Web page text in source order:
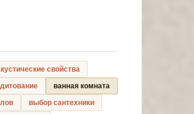
свойства
ванная комната
выбор сантехники